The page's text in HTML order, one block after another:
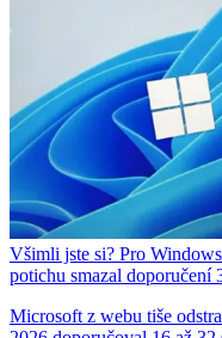
Všimli jste si? Pro
potichu smazal
Microsoft z webu tiše